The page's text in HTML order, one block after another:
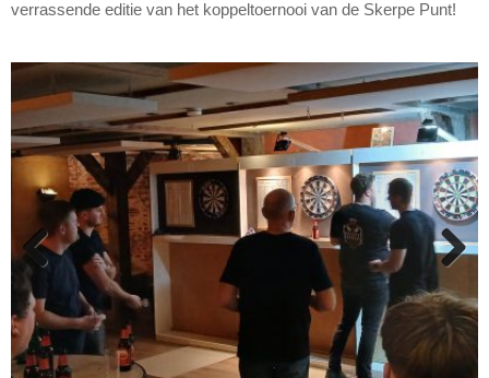
verrassende editie van het koppeltoernooi van de Skerpe Punt!
Previous Next